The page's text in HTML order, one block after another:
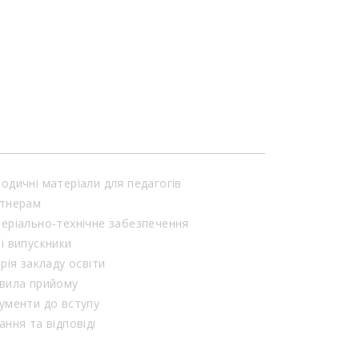
матеріали для педагогів
технічне забезпечення
випускники
закладу освіти
прийому
до вступу
та відповіді